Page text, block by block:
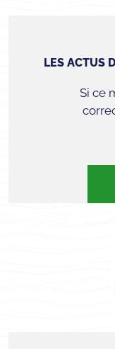
LES ACTUS
Si ce